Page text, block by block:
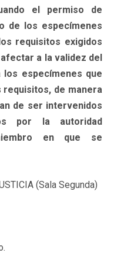
el permiso de
de los especímenes
requisitos exigidos
a la validez del
especímenes que
de manera
de ser intervenidos
por la autoridad
en que se
(Sala Segunda)